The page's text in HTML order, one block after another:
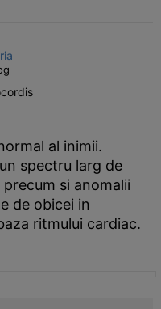
al inimii.
spectru larg de
si anomalii
de obicei in
ritmului cardiac.